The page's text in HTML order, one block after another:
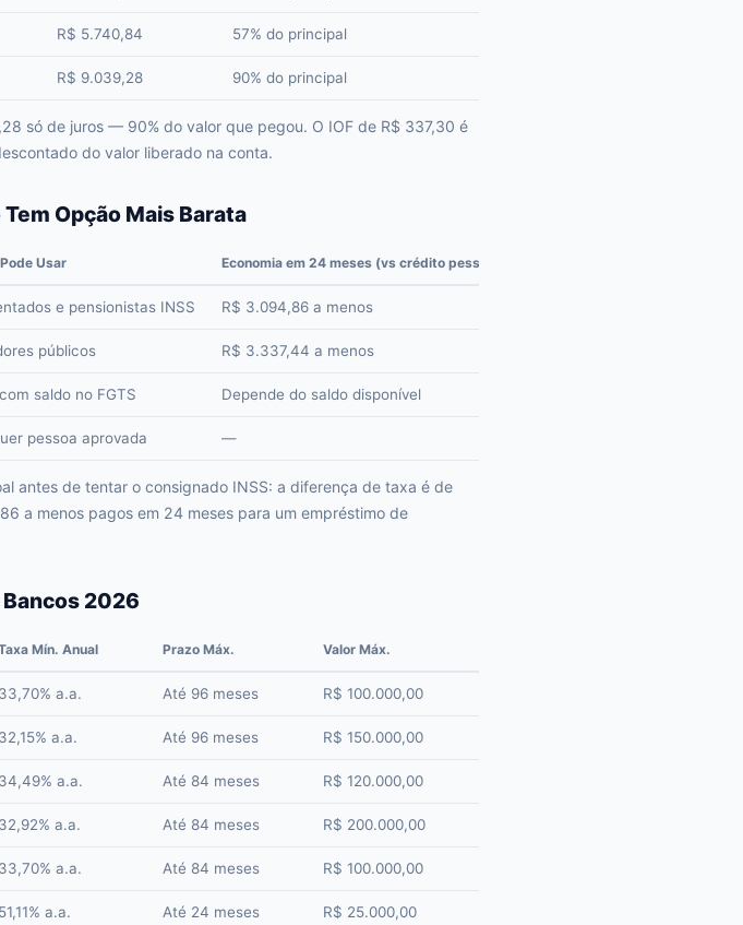
R$ 5.740,84 57% do principal
R$ 9.039,28 90% do principal
só de juros — 90% do valor que pegou. O IOF de R$ 337,30 é
do valor liberado na conta.
Opção Mais Barata
Usar Economia em 24 meses (vs crédito pessoal)
e pensionistas INSS R$ 3.094,86 a menos
públicos R$ 3.337,44 a menos
saldo no FGTS Depende do saldo disponível
pessoa aprovada —
antes de tentar o consignado INSS: a diferença de taxa é de
a menos pagos em 24 meses para um empréstimo de
2026
Mín. Anual Prazo Máx. Valor Máx.
33,70% a.a. Até 96 meses R$ 100.000,00
32,15% a.a. Até 96 meses R$ 150.000,00
34,49% a.a. Até 84 meses R$ 120.000,00
32,92% a.a. Até 84 meses R$ 200.000,00
33,70% a.a. Até 84 meses R$ 100.000,00
51,11% a.a. Até 24 meses R$ 25.000,00